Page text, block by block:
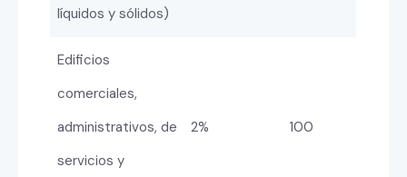
líquidos y sólidos)
Edificios
comerciales,
administrativos, de
servicios y
2% 100